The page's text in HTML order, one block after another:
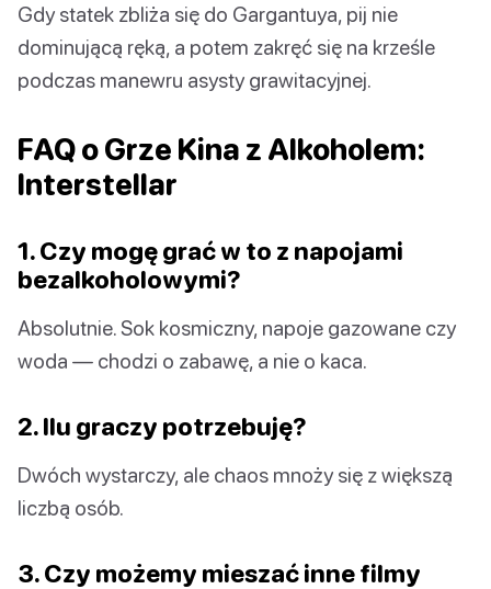
Gdy statek zbliża się do Gargantuya, pij nie
dominującą ręką, a potem zakręć się na krześle
podczas manewru asysty grawitacyjnej.
FAQ o Grze Kina z Alkoholem:
Interstellar
1. Czy mogę grać w to z napojami
bezalkoholowymi?
Absolutnie. Sok kosmiczny, napoje gazowane czy
woda — chodzi o zabawę, a nie o kaca.
2. Ilu graczy potrzebuję?
Dwóch wystarczy, ale chaos mnoży się z większą
liczbą osób.
3. Czy możemy mieszać inne filmy